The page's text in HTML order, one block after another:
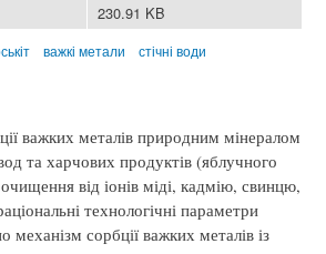
230.91 KB
важкі метали
стічні води
важких металів природним мінералом
та харчових продуктів (яблучного
від іонів міді, кадмію, свинцю,
технологічні параметри
сорбції важких металів із